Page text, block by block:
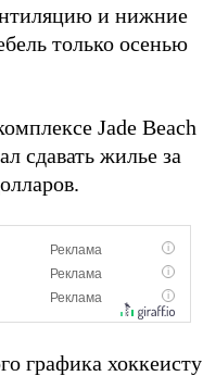
и нижние
только осенью
Jade Beach
сдавать жилье за
графика хоккеисту